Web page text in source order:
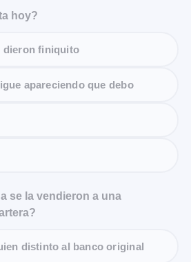
hoy?
dieron finiquito
apareciendo que debo
se la vendieron a una
distinto al banco original